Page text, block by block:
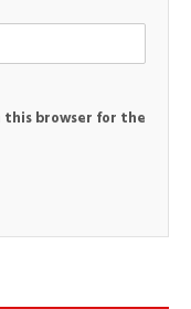
this browser for the